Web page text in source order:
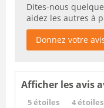
Dites-nous
aidez les autres à
Donnez votre
Afficher les avis
5 étoiles 4 étoiles